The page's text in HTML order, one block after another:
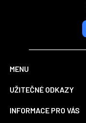
MENU
UŽITEČNÉ ODKAZY
INFORMACE PRO VÁS